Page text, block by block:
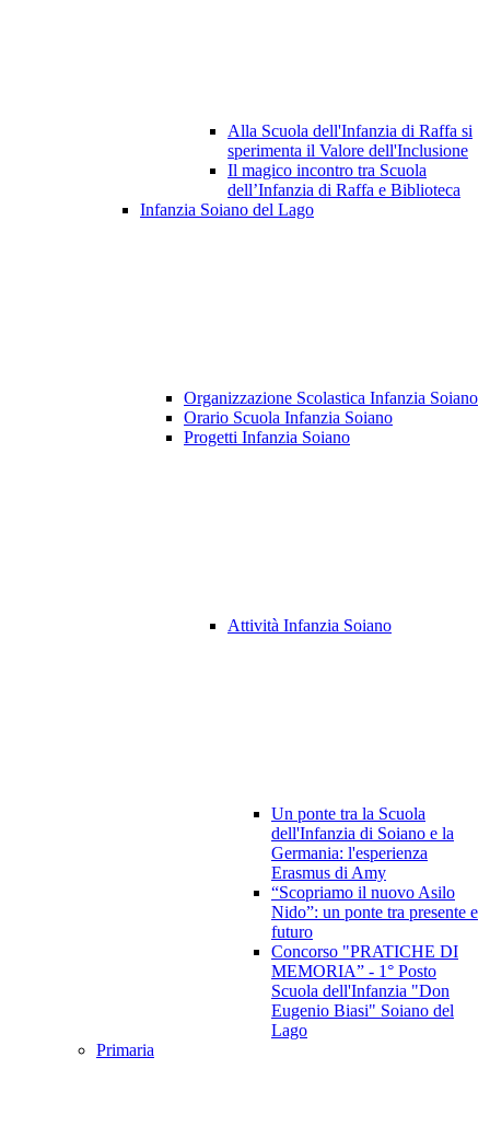
Alla Scuola dell'Infanzia di Raffa si
sperimenta il Valore dell'Inclusione
Il magico incontro tra Scuola
dell’Infanzia di Raffa e Biblioteca
Infanzia Soiano del Lago
Organizzazione Scolastica Infanzia Soiano
Orario Scuola Infanzia Soiano
Progetti Infanzia Soiano
Attività Infanzia Soiano
Un ponte tra la Scuola
dell'Infanzia di Soiano e la
Germania: l'esperienza
Erasmus di Amy
“Scopriamo il nuovo Asilo
Nido”: un ponte tra presente e
futuro
Concorso "PRATICHE DI
MEMORIA” - 1° Posto
Scuola dell'Infanzia "Don
Eugenio Biasi" Soiano del
Lago
Primaria